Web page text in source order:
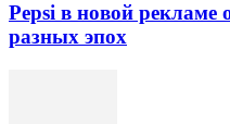
Pepsi в новой рекламе
разных эпох